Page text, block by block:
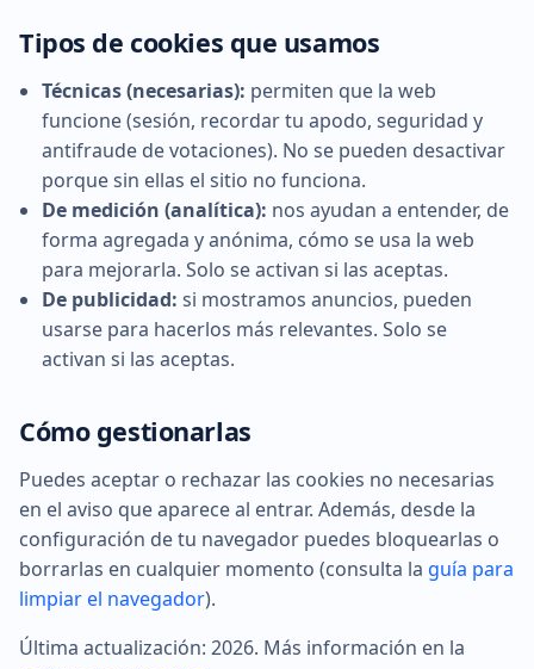
Tipos de cookies que usamos
Técnicas (necesarias): permiten que la web
funcione (sesión, recordar tu apodo, seguridad y
antifraude de votaciones). No se pueden desactivar
porque sin ellas el sitio no funciona.
De medición (analítica): nos ayudan a entender, de
forma agregada y anónima, cómo se usa la web
para mejorarla. Solo se activan si las aceptas.
De publicidad: si mostramos anuncios, pueden
usarse para hacerlos más relevantes. Solo se
activan si las aceptas.
Cómo gestionarlas
Puedes aceptar o rechazar las cookies no necesarias
en el aviso que aparece al entrar. Además, desde la
configuración de tu navegador puedes bloquearlas o
borrarlas en cualquier momento (consulta la guía para
limpiar el navegador).
Última actualización: 2026. Más información en la